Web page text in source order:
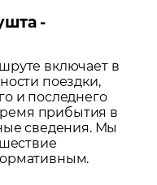
-
включает в
поездки,
и последнего
прибытия в
сведения. Мы